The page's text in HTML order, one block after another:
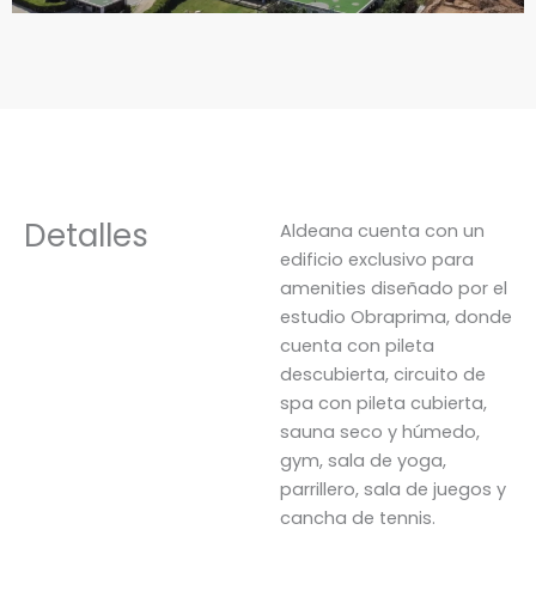
Detalles
Aldeana cuenta con un
edificio exclusivo para
amenities diseñado por el
estudio Obraprima, donde
cuenta con pileta
descubierta, circuito de
spa con pileta cubierta,
sauna seco y húmedo,
gym, sala de yoga,
parrillero, sala de juegos y
cancha de tennis.